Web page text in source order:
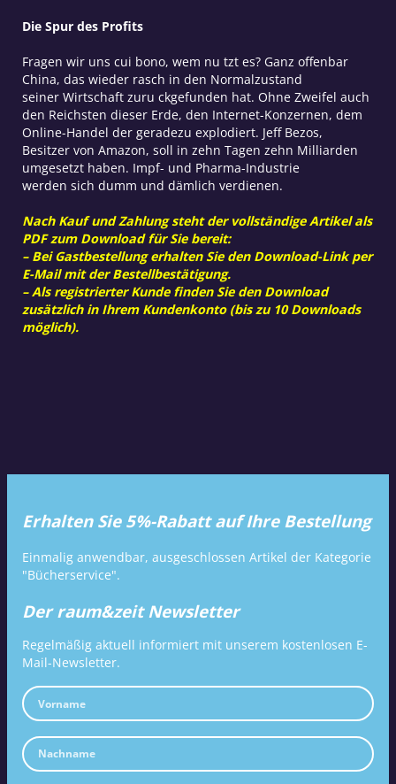
Die Spur des Profits
Fragen wir uns cui bono, wem nu tzt es? Ganz offenbar
China, das wieder rasch in den Normalzustand
seiner Wirtschaft zuru ckgefunden hat. Ohne Zweifel auch
den Reichsten dieser Erde, den Internet-Konzernen, dem
Online-Handel der geradezu explodiert. Jeff Bezos,
Besitzer von Amazon, soll in zehn Tagen zehn Milliarden
umgesetzt haben. Impf- und Pharma-Industrie
werden sich dumm und dämlich verdienen.
Nach Kauf und Zahlung steht der vollständige Artikel als
PDF zum Download für Sie bereit:
– Bei Gastbestellung erhalten Sie den Download-Link per
E-Mail mit der Bestellbestätigung.
– Als registrierter Kunde finden Sie den Download
zusätzlich in Ihrem Kundenkonto (bis zu 10 Downloads
möglich).
Erhalten Sie 5%-Rabatt auf Ihre Bestellung
Einmalig anwendbar, ausgeschlossen Artikel der Kategorie
"Bücherservice".
Der raum&zeit Newsletter
Regelmäßig aktuell informiert mit unserem kostenlosen E-
Mail-Newsletter.